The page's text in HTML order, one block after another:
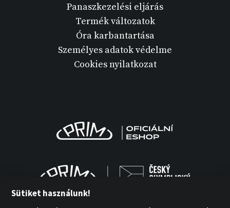
Panaszkezelési eljárás
Termék változatok
Óra karbantartása
Személyes adatok védelme
Cookies nyilatkozat
Sütiket használunk!